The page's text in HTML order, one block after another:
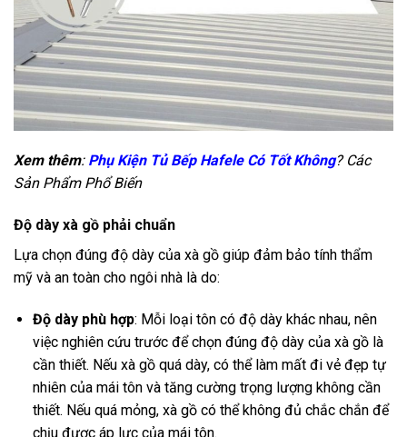
Xem thêm: Phụ Kiện Tủ Bếp Hafele Có Tốt Không? Các
Sản Phẩm Phổ Biến
Độ dày xà gồ phải chuẩn
Lựa chọn đúng độ dày của xà gồ giúp đảm bảo tính thẩm
mỹ và an toàn cho ngôi nhà là do:
Độ dày phù hợp: Mỗi loại tôn có độ dày khác nhau, nên
việc nghiên cứu trước để chọn đúng độ dày của xà gồ là
cần thiết. Nếu xà gồ quá dày, có thể làm mất đi vẻ đẹp tự
nhiên của mái tôn và tăng cường trọng lượng không cần
thiết. Nếu quá mỏng, xà gồ có thể không đủ chắc chắn để
chịu được áp lực của mái tôn.